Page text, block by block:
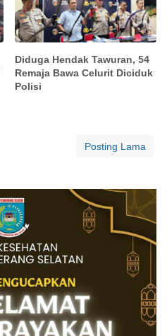
Diduga Hendak Tawuran, 54
Remaja Bawa Celurit Diciduk
Polisi
Posting Lama